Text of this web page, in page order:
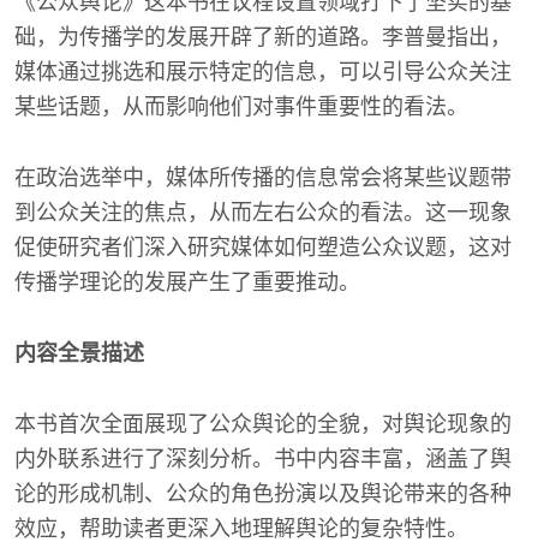
础，为传播学的发展开辟了新的道路。李普曼指出，
媒体通过挑选和展示特定的信息，可以引导公众关注
某些话题，从而影响他们对事件重要性的看法。
在政治选举中，媒体所传播的信息常会将某些议题带
到公众关注的焦点，从而左右公众的看法。这一现象
促使研究者们深入研究媒体如何塑造公众议题，这对
传播学理论的发展产生了重要推动。
内容全景描述
本书首次全面展现了公众舆论的全貌，对舆论现象的
内外联系进行了深刻分析。书中内容丰富，涵盖了舆
论的形成机制、公众的角色扮演以及舆论带来的各种
效应，帮助读者更深入地理解舆论的复杂特性。